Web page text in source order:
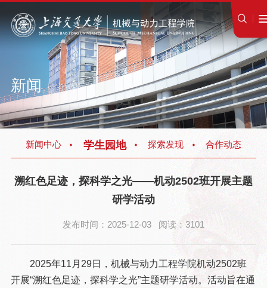
新闻
新闻中心 学生园地 探索发现 合作动态
溯红色足迹，探科学之光——机动2502班开展主题
研学活动
发布时间：2025-12-03 阅读：3101
2025年11月29日，机械与动力工程学院机动2502班
开展“溯红色足迹，探科学之光”主题研学活动。活动旨在通